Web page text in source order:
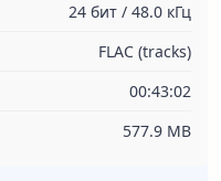
24 бит / 48.0 кГц
FLAC (tracks)
00:43:02
577.9 MB